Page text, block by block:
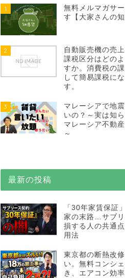
1
無料メルマガサ
す【大家さんの知
2
自動販売機の売
課税区分はどの
すか。消費税の
して簡易課税に
す。
3
マレーシアで地
いの？～実は知
マレーシア不動
～
最新の投稿
「30年家賃保証
家の末路…サブ
損する人の共通
用法
東京都の断熱改
い。無料コンシ
き、エアコン効